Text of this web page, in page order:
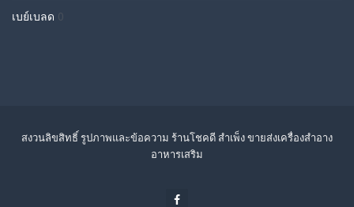
เบย์เบลด 0
สงวนลิขสิทธิ์ รูปภาพและข้อความ ร้านโชคดี สำเพ็ง ขายส่งเครื่องสำอาง
อาหารเสริม